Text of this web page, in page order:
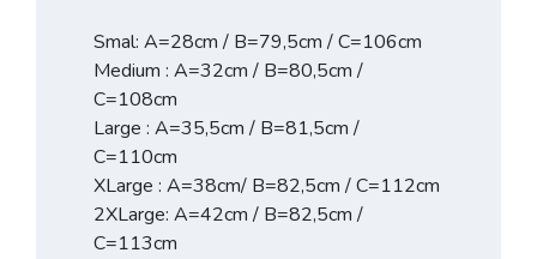
Smal: A=28cm / B=79,5cm / C=106cm
Medium : A=32cm / B=80,5cm /
C=108cm
Large : A=35,5cm / B=81,5cm /
C=110cm
XLarge : A=38cm/ B=82,5cm / C=112cm
2XLarge: A=42cm / B=82,5cm /
C=113cm